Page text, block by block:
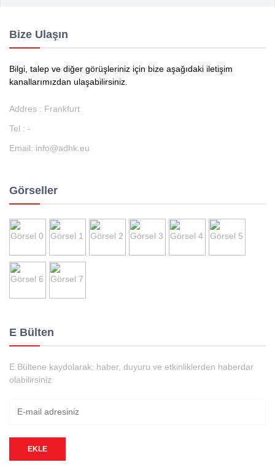
Bize Ulaşın
Bilgi, talep ve diğer görüşleriniz için bize aşağıdaki iletişim
kanallarımızdan ulaşabilirsiniz.
Addres : Frankfurt
Tel : -
Email: info@adhk.eu
Görseller
E Bülten
E Bültene kaydolarak; haber, duyuru ve etkinliklerden haberdar
olabilirsiniz
EKLE